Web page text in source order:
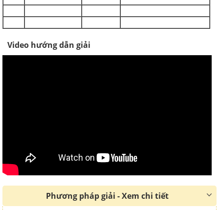
Video hướng dẫn giải
Phương pháp giải - Xem chi tiết